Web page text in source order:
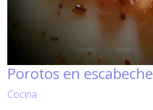
Porotos en escabeche
Cocina